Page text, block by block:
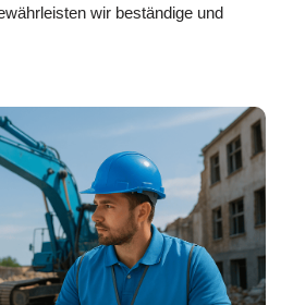
wir beständige und